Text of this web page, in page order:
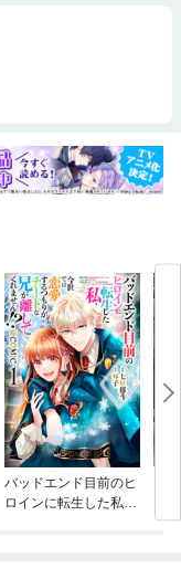
バッドエンド目前のヒ
ロインに転生した私、